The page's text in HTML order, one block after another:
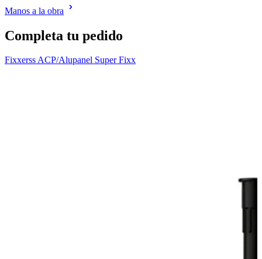
Manos a la obra
Completa tu pedido
Fixxerss ACP/Alupanel Super Fixx